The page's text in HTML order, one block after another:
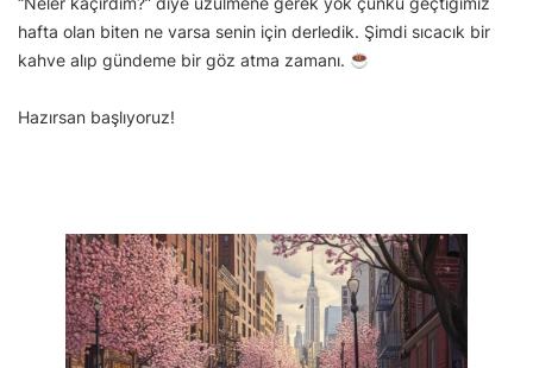
hafta olan biten ne varsa senin için derledik. Şimdi sıcacık bir
kahve alıp gündeme bir göz atma zamanı.
Hazırsan başlıyoruz!